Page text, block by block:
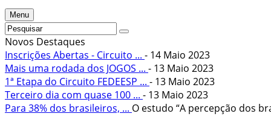
Menu
Novos Destaques
Inscrições Abertas - Circuito ... - 14 Maio 2023
Mais uma rodada dos JOGOS ... - 13 Maio 2023
1ª Etapa do Circuito FEDEESP ... - 13 Maio 2023
Terceiro dia com quase 100 ... - 13 Maio 2023
Para 38% dos brasileiros, ... O estudo “A percepção dos